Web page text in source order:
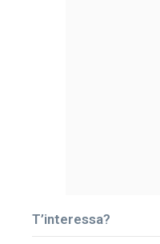
T’interessa?